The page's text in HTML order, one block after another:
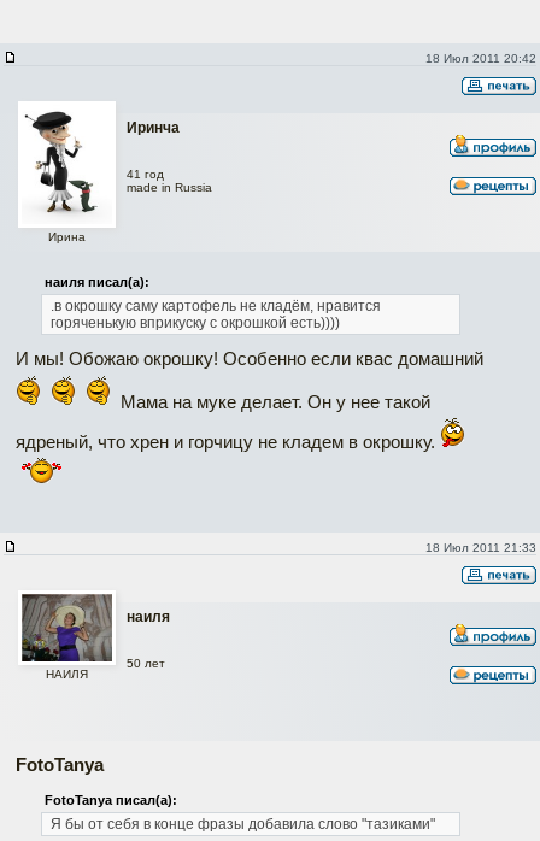
18 Июл 2011 20:42
Иринча
Ирина
41 год
made in Russia
наиля писал(а):
.в окрошку саму картофель не кладём, нравится
горяченькую вприкуску с окрошкой есть))))
И мы! Обожаю окрошку! Особенно если квас домашний
Мама на муке делает. Он у нее такой
ядреный, что хрен и горчицу не кладем в окрошку.
18 Июл 2011 21:33
наиля
НАИЛЯ
50 лет
FotoTanya
FotoTanya писал(а):
Я бы от себя в конце фразы добавила слово "тазиками"